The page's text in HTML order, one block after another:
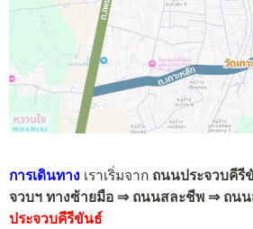
การเดินทาง เราเริ่มจาก ถนนประจวบคีรี
จวบฯ ทางซ้ายมือ ⇒ ถนนสละชีพ ⇒ ถน
ประจวบคีรีขันธ์